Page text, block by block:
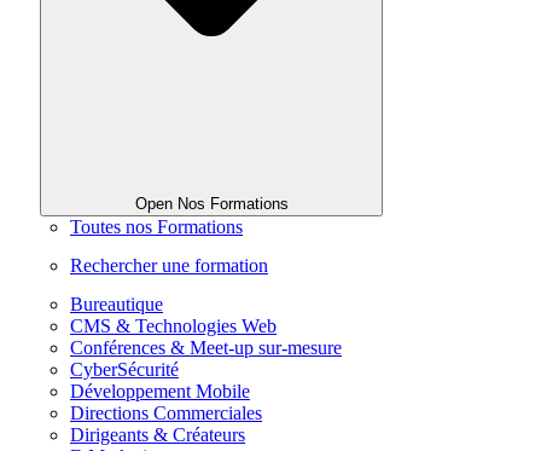
Open Nos Formations
Toutes nos Formations
Rechercher une formation
Bureautique
CMS & Technologies Web
Conférences & Meet-up sur-mesure
CyberSécurité
Développement Mobile
Directions Commerciales
Dirigeants & Créateurs